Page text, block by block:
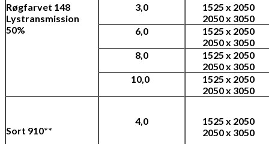
Røgfarvet 148
Lystransmission
50%
3,0
1525 x 2050
2050 x 3050
6,0
1525 x 2050
2050 x 3050
8,0
1525 x 2050
2050 x 3050
10,0
1525 x 2050
2050 x 3050
Sort 910**
4,0
1525 x 2050
2050 x 3050